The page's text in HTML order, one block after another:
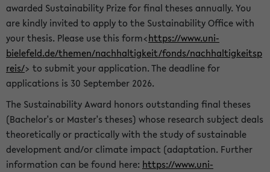
awarded Sustainability Prize for final theses annually. You
are kindly invited to apply to the Sustainability Office with
your thesis. Please use this form<https://www.uni-
bielefeld.de/themen/nachhaltigkeit/fonds/nachhaltigkeitsp
reis/> to submit your application. The deadline for
applications is 30 September 2026.
The Sustainability Award honors outstanding final theses
(Bachelor's or Master's theses) whose research subject deals
theoretically or practically with the study of sustainable
development and/or climate impact (adaptation. Further
information can be found here: https://www.uni-